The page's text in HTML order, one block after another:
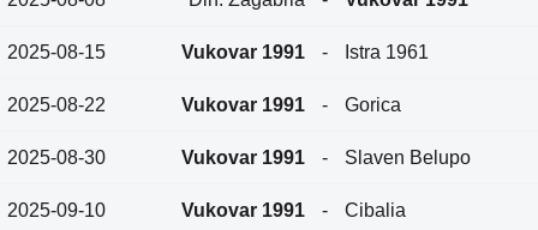
2025-08-15 Vukovar 1991 - Istra 1961
2025-08-22 Vukovar 1991 - Gorica
2025-08-30 Vukovar 1991 - Slaven Belupo
2025-09-10 Vukovar 1991 - Cibalia